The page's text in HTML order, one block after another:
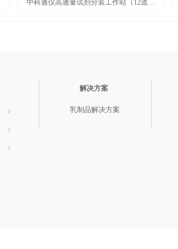
中科通仪高通量试剂分装工作站（12道蠕
解决方案
乳制品解决方案
ꁇ
ꁇ
ꁇ